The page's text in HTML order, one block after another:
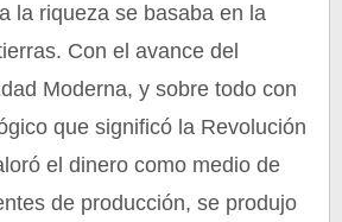
la riqueza se basaba en la
Con el avance del
Moderna, y sobre todo con
que significó la Revolución
el dinero como medio de
de producción, se produjo